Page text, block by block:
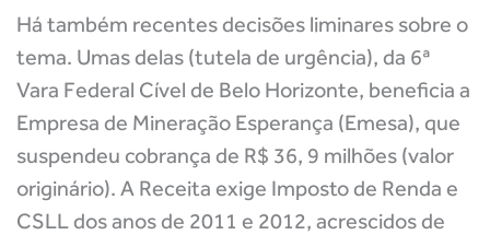
Há também recentes decisões liminares sobre o
tema. Umas delas (tutela de urgência), da 6ª
Vara Federal Cível de Belo Horizonte, beneficia a
Empresa de Mineração Esperança (Emesa), que
suspendeu cobrança de R$ 36, 9 milhões (valor
originário). A Receita exige Imposto de Renda e
CSLL dos anos de 2011 e 2012, acrescidos de